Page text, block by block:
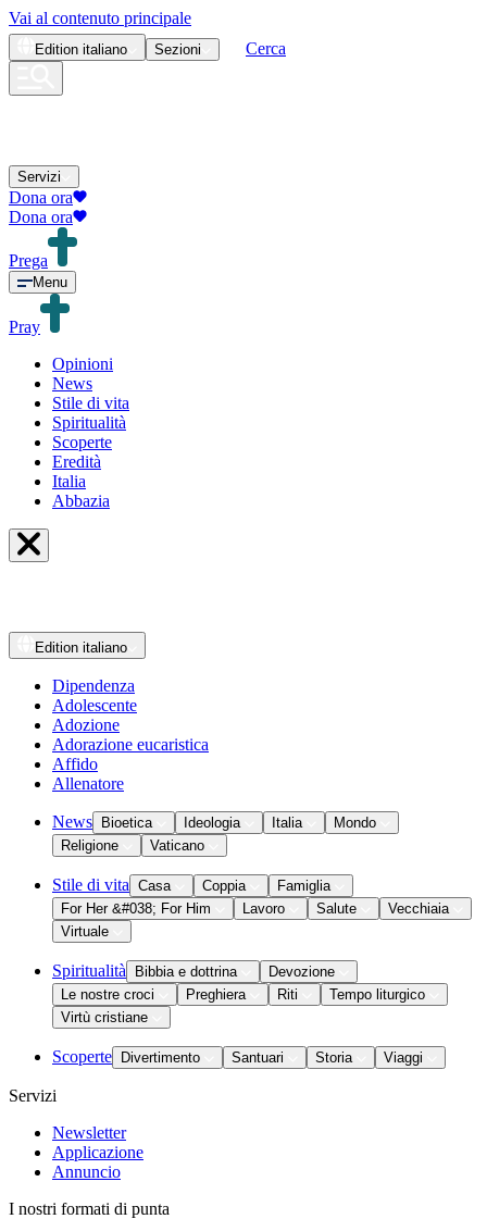
Vai al contenuto principale
Edition italiano Sezioni Cerca
Servizi
Dona ora
Dona ora
Prega
Menu
Pray
Opinioni
News
Stile di vita
Spiritualità
Scoperte
Eredità
Italia
Abbazia
Edition italiano
Dipendenza
Adolescente
Adozione
Adorazione eucaristica
Affido
Allenatore
News Bioetica Ideologia Italia
Mondo
Religione
Vaticano
Stile di vita Casa Coppia
Famiglia
For Her &#038; For Him
Lavoro Salute
Vecchiaia
Virtuale
Spiritualità Bibbia e dottrina
Devozione
Le nostre croci
Preghiera Riti
Tempo liturgico
Virtù cristiane
Scoperte Divertimento Santuari Storia Viaggi
Servizi
Newsletter
Applicazione
Annuncio
I nostri formati di punta